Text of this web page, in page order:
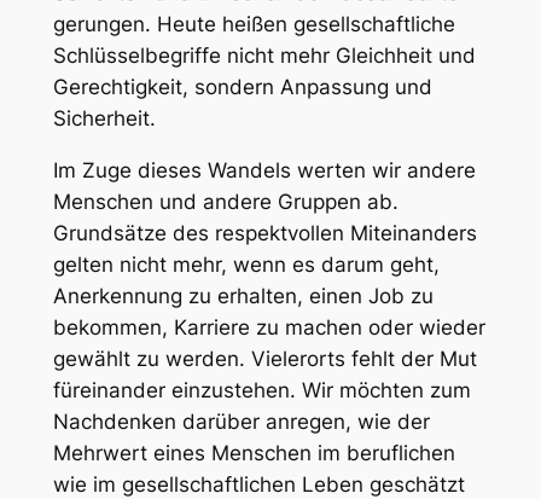
gerungen. Heute heißen gesellschaftliche
Schlüsselbegriffe nicht mehr Gleichheit und
Gerechtigkeit, sondern Anpassung und
Sicherheit.
Im Zuge dieses Wandels werten wir andere
Menschen und andere Gruppen ab.
Grundsätze des respektvollen Miteinanders
gelten nicht mehr, wenn es darum geht,
Anerkennung zu erhalten, einen Job zu
bekommen, Karriere zu machen oder wieder
gewählt zu werden. Vielerorts fehlt der Mut
füreinander einzustehen. Wir möchten zum
Nachdenken darüber anregen, wie der
Mehrwerteines Menschen im beruflichen
wie im gesellschaftlichen Leben geschätzt